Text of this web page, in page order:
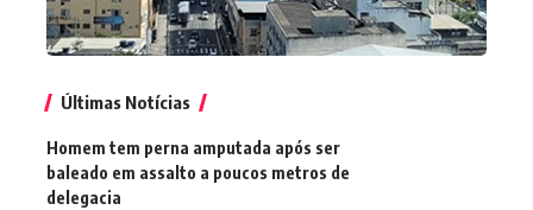
Últimas Notícias
Homem tem perna amputada após ser
baleado em assalto a poucos metros de
delegacia